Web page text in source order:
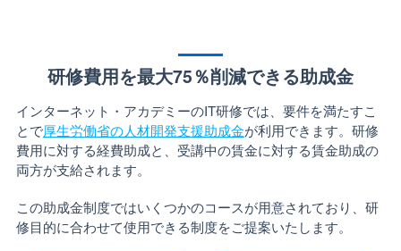
研修費用を最大75％削減できる助成金
インターネット・アカデミーのIT研修では、要件を満たすこ
とで厚生労働省の人材開発支援助成金が利用できます。研修
費用に対する経費助成と、受講中の賃金に対する賃金助成の
両方が支給されます。
この助成金制度ではいくつかのコースが用意されており、研
修目的に合わせて使用できる制度をご提案いたします。